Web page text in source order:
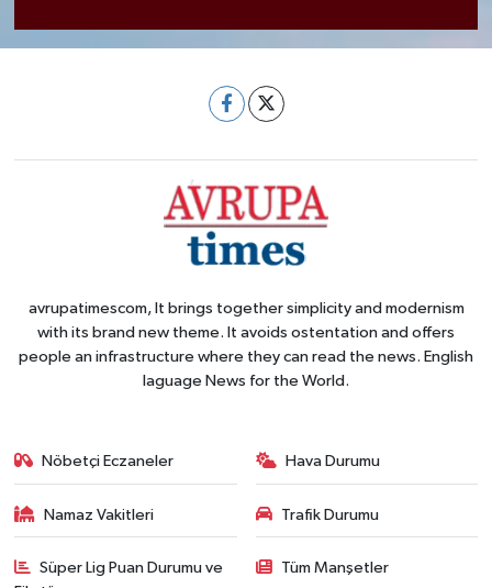
avrupatimescom, It brings together simplicity and modernism
with its brand new theme. It avoids ostentation and offers
people an infrastructure where they can read the news. English
laguage News for the World.
Nöbetçi Eczaneler Hava Durumu
Namaz Vakitleri Trafik Durumu
Süper Lig Puan Durumu ve
Tüm Manşetler